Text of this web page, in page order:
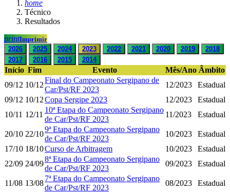
home
Técnico
Resultados
printImprimir
2026
2025 2024 2023 2022 2021 2020 2019
2018
2017
2016 2015 2014
Início Fim Evento Mês/Ano Âmbito
09/12 10/12
Final do Campeonato Sergipano de
Car/Pst/RF 2023
12/2023
Estadual
09/12 10/12Copa Sergipe 2023 12/2023
Estadual
10/11 12/11
10ª Etapa do Campeonato Sergipano
de Car/Pst/RF 2023
11/2023 Estadual
20/10 22/10
9ª Etapa do Campeonato Sergipano
de Car/Pst/RF 2023
10/2023
Estadual
17/10 18/10Curso de Arbitragem 10/2023
Estadual
22/09 24/09
8ª Etapa do Campeonato Sergipano
de Car/Pst/RF 2023
09/2023 Estadual
11/08 13/08
7ª Etapa do Campeonato Sergipano
de Car/Pst/RF 2023
08/2023 Estadual